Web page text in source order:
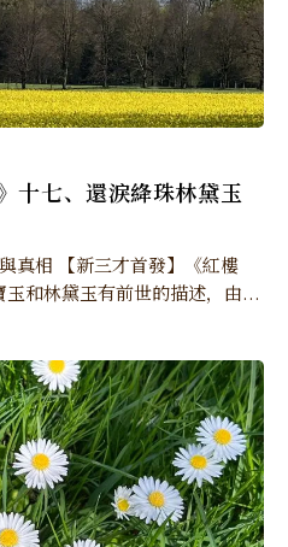
十七、還淚絳珠林黛玉
】《紅樓
和林黛玉有前世的描述，由...